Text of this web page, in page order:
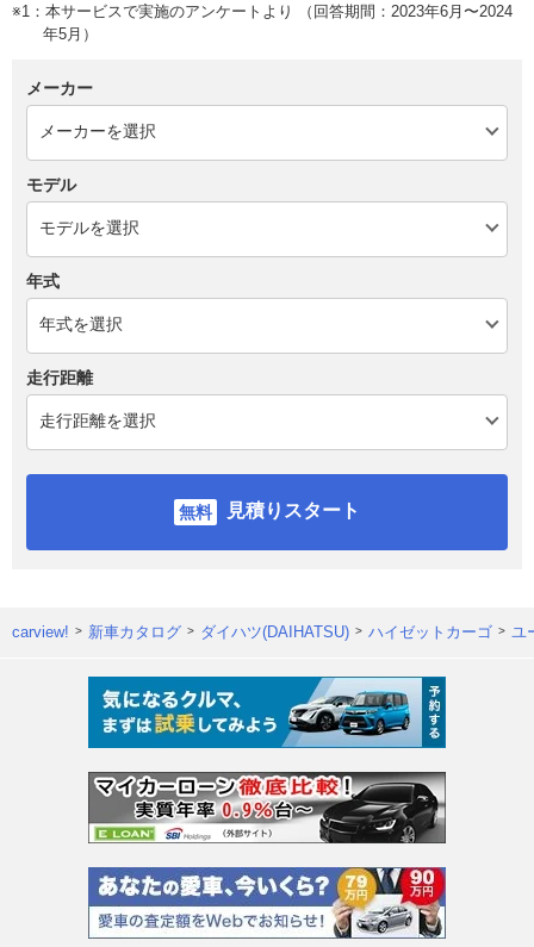
※1：本サービスで実施のアンケートより （回答期間：2023年6月〜2024
年5月）
メーカー
モデル
年式
走行距離
見積りスタート
carview! 新車カタログ ダイハツ(DAIHATSU) ハイゼットカーゴ ユ